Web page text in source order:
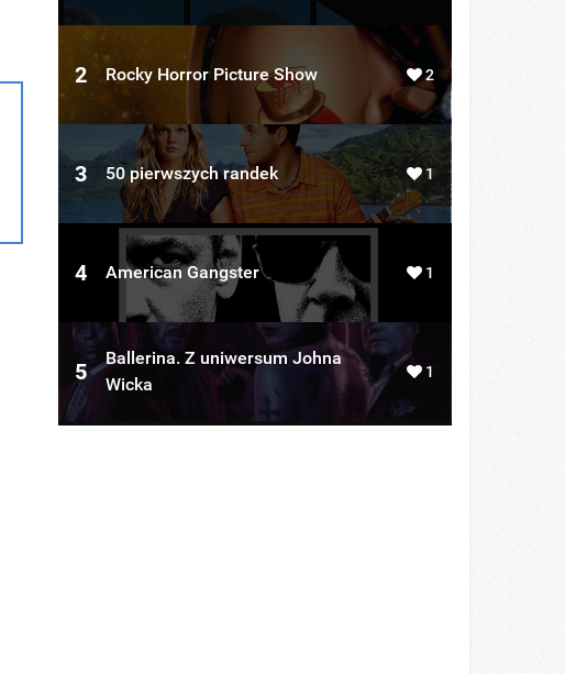
2 Rocky Horror Picture Show 2
3 50 pierwszych randek 1
4 American Gangster 1
5
Ballerina. Z uniwersum Johna
Wicka
1